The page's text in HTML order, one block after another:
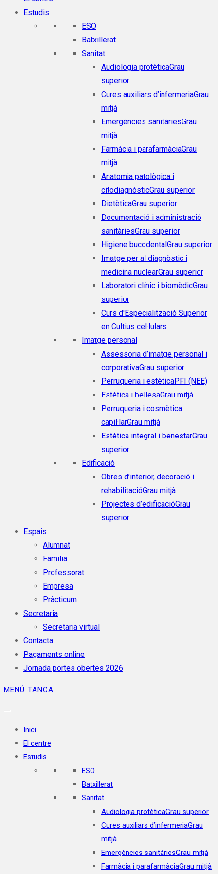
Estudis
ESO
Batxillerat
Sanitat
Audiologia protèticaGrau
superior
Cures auxiliars d’infermeriaGrau
mitjà
Emergències sanitàriesGrau
mitjà
Farmàcia i parafarmàciaGrau
mitjà
Anatomia patològica i
citodiagnòsticGrau superior
DietèticaGrau superior
Documentació i administració
sanitàriesGrau superior
Higiene bucodentalGrau superior
Imatge per al diagnòstic i
medicina nuclearGrau superior
Laboratori clínic i biomèdicGrau
superior
Curs d'Especialització Superior
en Cultius cel·lulars
Imatge personal
Assessoria d’imatge personal i
corporativaGrau superior
Perruqueria i estèticaPFI (NEE)
Estètica i bellesaGrau mitjà
Perruqueria i cosmètica
capil·larGrau mitjà
Estètica integral i benestarGrau
superior
Edificació
Obres d’interior, decoració i
rehabilitacióGrau mitjà
Projectes d’edificacióGrau
superior
Espais
Alumnat
Família
Professorat
Empresa
Pràcticum
Secretaria
Secretaria virtual
Contacta
Pagaments online
Jornada portes obertes 2026
MENÚ TANCA
Inici
El centre
Estudis
ESO
Batxillerat
Sanitat
Audiologia protèticaGrau superior
Cures auxiliars d’infermeriaGrau
mitjà
Emergències sanitàriesGrau mitjà
Farmàcia i parafarmàciaGrau mitjà